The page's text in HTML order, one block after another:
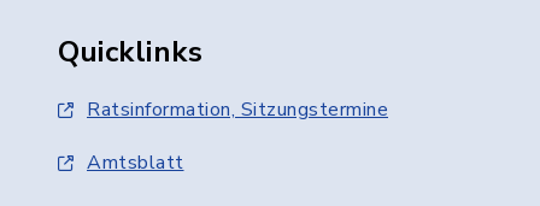
Quicklinks
Ratsinformation, Sitzungstermine
Amtsblatt